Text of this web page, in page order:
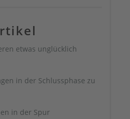
etwas unglücklich
in der Schlussphase zu
in der Spur